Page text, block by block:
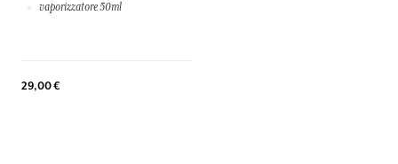
vaporizzatore 50ml
29,00 €